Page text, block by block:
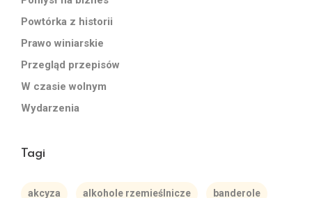
Powtórka z historii
Prawo winiarskie
Przegląd przepisów
W czasie wolnym
Wydarzenia
Tagi
akcyza alkohole rzemieślnicze banderole